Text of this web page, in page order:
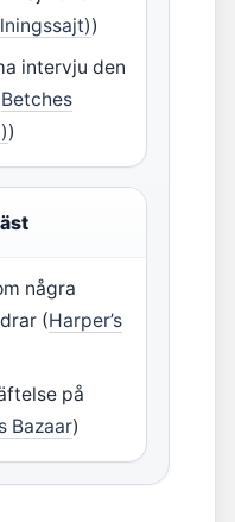
)
intervju den
Betches
)
några
(Harper’s
på
Bazaar)